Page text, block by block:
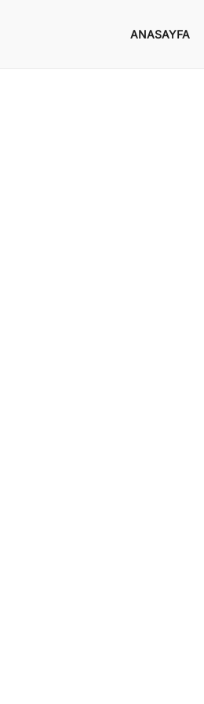
ANASAYFA